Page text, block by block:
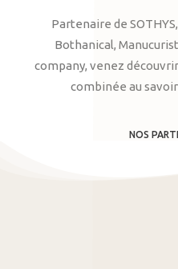
Partenaire de
Bothanical,
company, venez
combinée au
NOS